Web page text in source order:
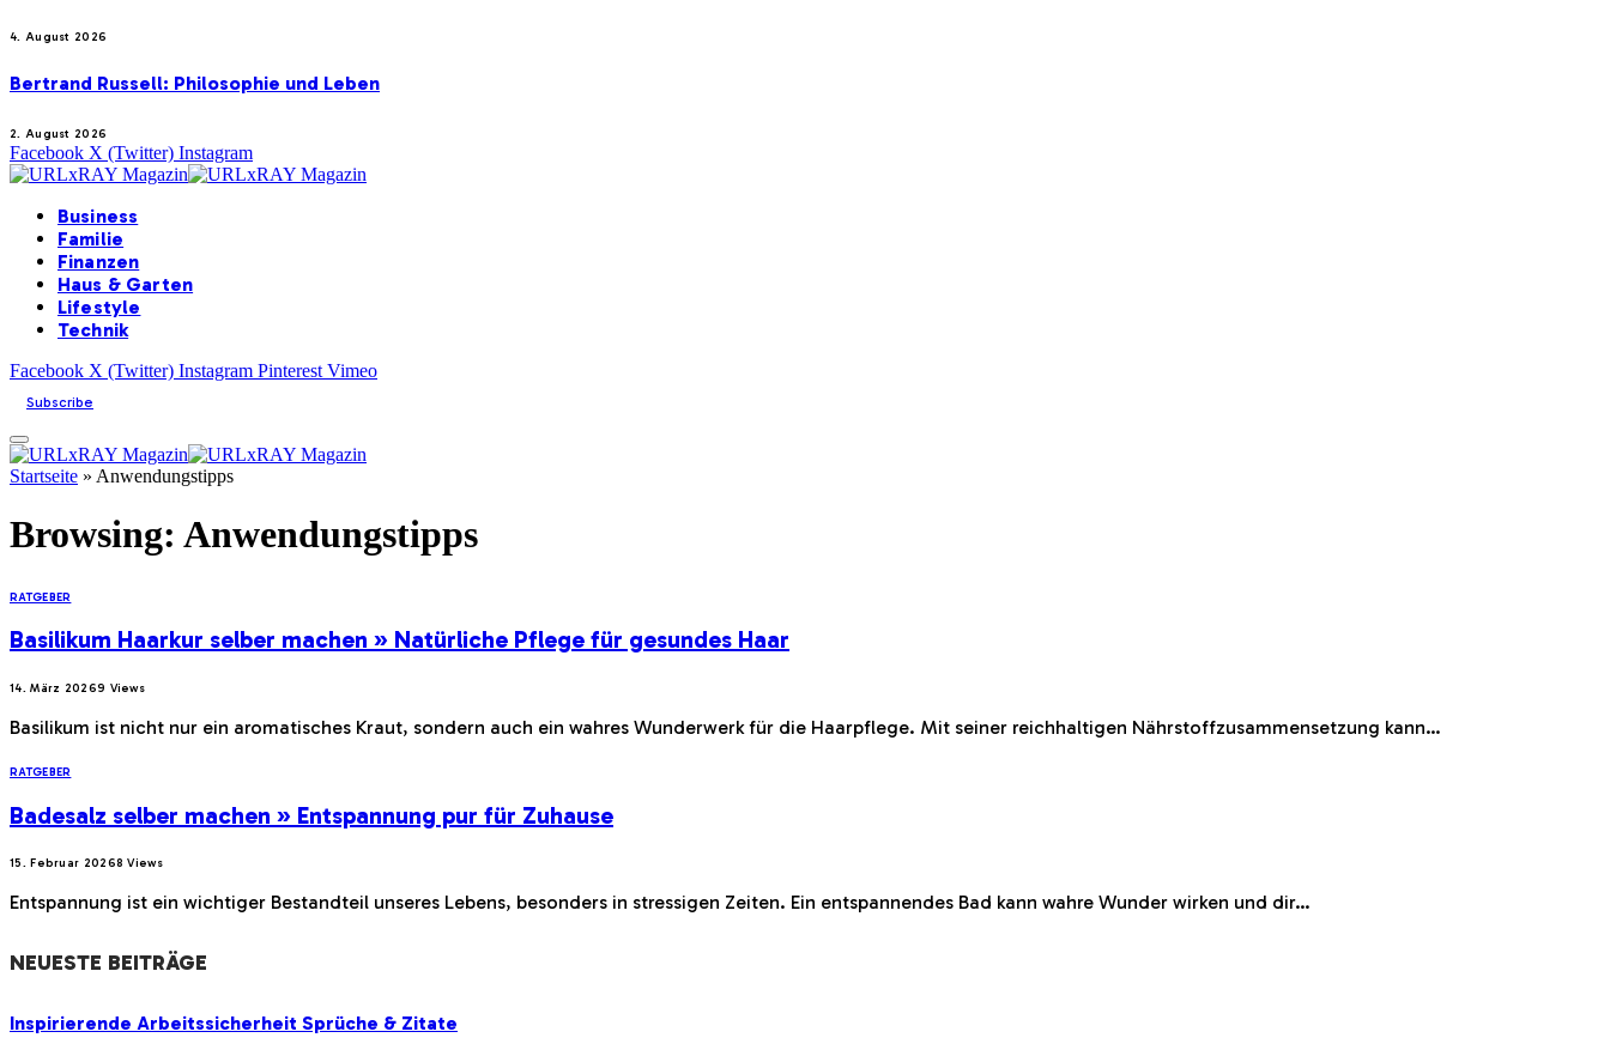
4. August 2026
Bertrand Russell: Philosophie und Leben
2. August 2026
Facebook X (Twitter) Instagram
Business
Familie
Finanzen
Haus & Garten
Lifestyle
Technik
Facebook X (Twitter) Instagram Pinterest Vimeo
Subscribe
Startseite » Anwendungstipps
Browsing: Anwendungstipps
RATGEBER
Basilikum Haarkur selber machen » Natürliche Pflege für gesundes Haar
14. März 20269 Views
Basilikum ist nicht nur ein aromatisches Kraut, sondern auch ein wahres Wunderwerk für die Haarpflege. Mit seiner reichhaltigen Nährstoffzusammensetzung kann…
RATGEBER
Badesalz selber machen » Entspannung pur für Zuhause
15. Februar 20268Views
Entspannung ist ein wichtiger Bestandteil unseres Lebens, besonders in stressigen Zeiten. Ein entspannendes Bad kann wahre Wunder wirken und dir…
NEUESTE BEITRÄGE
Inspirierende Arbeitssicherheit Sprüche & Zitate